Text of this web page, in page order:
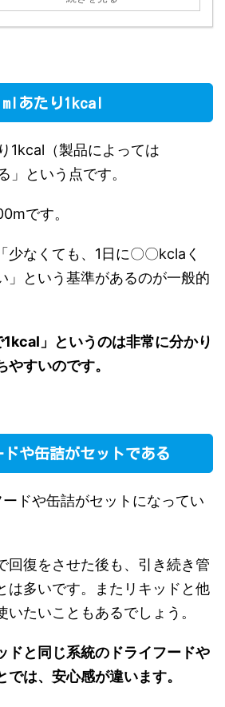
あたり1kcal
1kcal（製品によっては
」という点です。
です。
少なくても、1日に〇〇kclaく
」という基準があるのが一般的
1kcal」というのは非常に分かり
すいのです。
ドや缶詰がセットである
ドや缶詰がセットになってい
回復をさせた後も、引き続き管
は多いです。またリキッドと他
たいこともあるでしょう。
ドと同じ系統のドライフードや
は、安心感が違います。